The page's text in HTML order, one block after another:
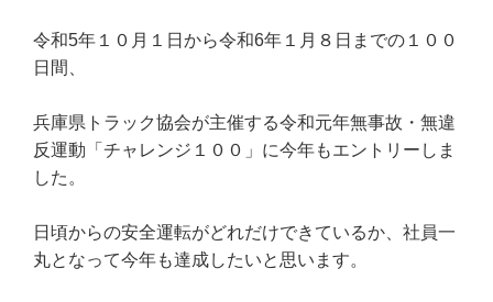
令和5年１０月１日から令和6年１月８日までの１００
日間、
兵庫県トラック協会が主催する令和元年無事故・無違
反運動「チャレンジ１００」に今年もエントリーしま
した。
日頃からの安全運転がどれだけできているか、社員一
丸となって今年も達成したいと思います。